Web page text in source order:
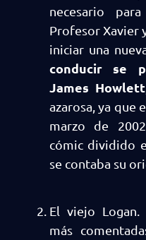
necesario
Profesor Xavier
iniciar una
conducir se
James Howlett
azarosa, ya que
marzo de
cómic dividido
se contaba su
El viejo Logan.
más